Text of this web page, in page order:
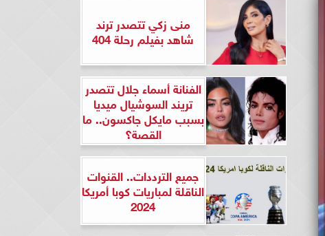
منى زكي تتصدر ترند
شاهد بفيلم رحلة 404
الفنانة أسماء جلال تتصدر
تريند السوشيال ميديا
بسبب مايكل جاكسون.. ما
القصة؟
جميع الترددات.. القنوات
الناقلة لمباريات كوبا أمريكا
2024